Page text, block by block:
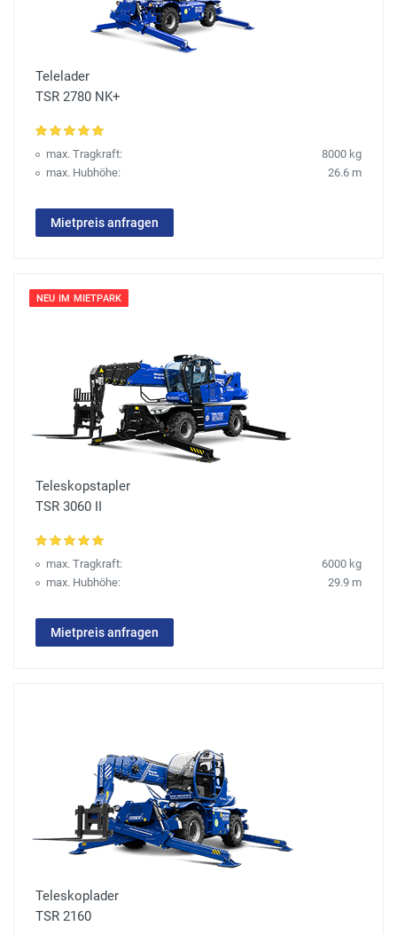
Telelader
TSR 2780 NK+
max. Tragkraft:
8000 kg
max. Hubhöhe:
26.6 m
Mietpreis anfragen
NEU IM MIETPARK
Teleskopstapler
TSR 3060 II
max. Tragkraft:
6000 kg
max. Hubhöhe:
29.9 m
Mietpreis anfragen
Teleskoplader
TSR 2160